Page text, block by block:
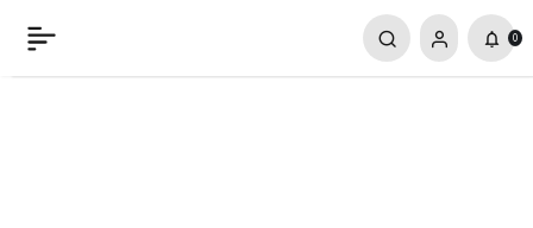
0
Skandallar Ülkesi: Bana Kadar Hukukistan